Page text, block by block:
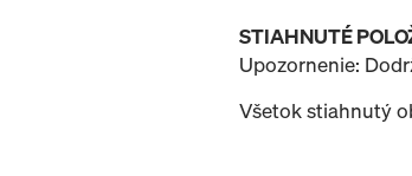
STIAHNUTÉ
Upozornenie:
Všetok stiahnutý